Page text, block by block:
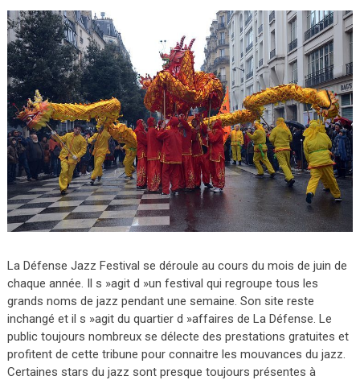
La Défense Jazz Festival se déroule au cours du mois de juin de
chaque année. Il s »agit d »un festival qui regroupe tous les
grands noms de jazz pendant une semaine. Son site reste
inchangé et il s »agit du quartier d »affaires de La Défense. Le
public toujours nombreux se délecte des prestations gratuites et
profitent de cette tribune pour connaitre les mouvances du jazz.
Certaines stars du jazz sont presque toujours présentes à